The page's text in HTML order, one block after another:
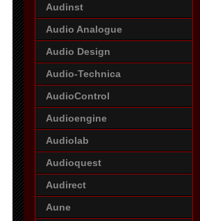
Audinst
Audio Analogue
Audio Design
Audio-Technica
AudioControl
Audioengine
Audiolab
Audioquest
Audirect
Aune